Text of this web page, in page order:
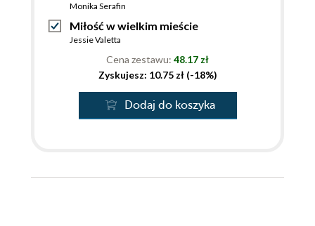
Monika Serafin
Miłość w wielkim mieście
Jessie Valetta
Cena zestawu: 48.17 zł
Zyskujesz: 10.75 zł (-18%)
Dodaj do koszyka